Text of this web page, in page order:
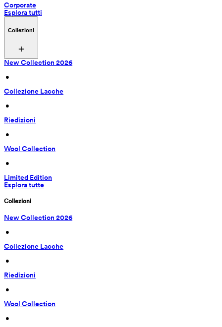
Corporate
Esplora tutti
Collezioni
New Collection 2026
•
Collezione Lacche
•
Riedizioni
•
Wool Collection
•
Limited Edition
Esplora tutte
Collezioni
New Collection 2026
•
Collezione Lacche
•
Riedizioni
•
Wool Collection
•